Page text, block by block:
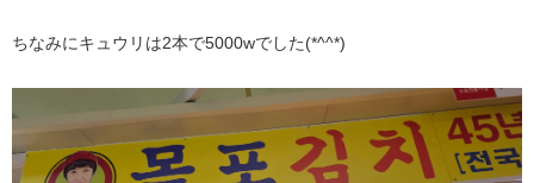
ちなみにキュウリは2本で5000wでした(*^^*)